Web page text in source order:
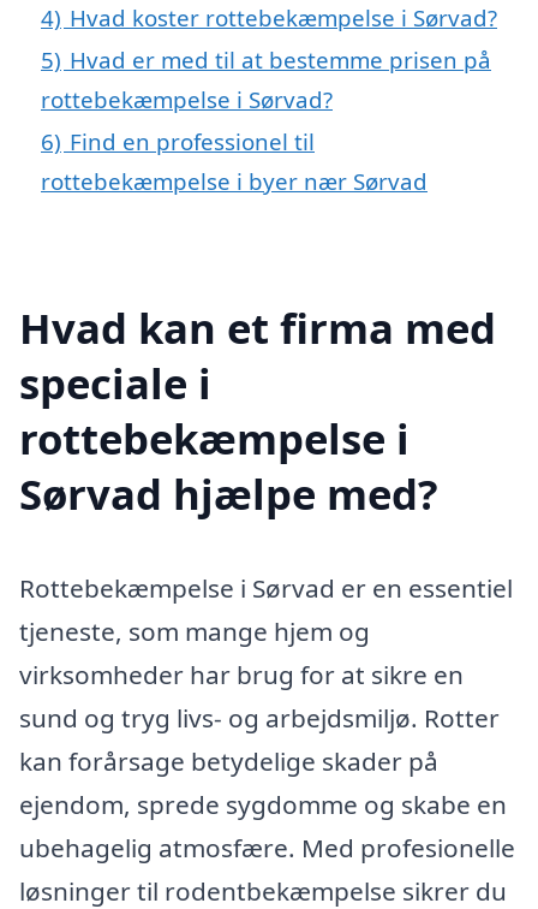
4) Hvad koster rottebekæmpelse i Sørvad?
5) Hvad er med til at bestemme prisen på
rottebekæmpelse i Sørvad?
6) Find en professionel til
rottebekæmpelse i byer nær Sørvad
Hvad kan et firma med
speciale i
rottebekæmpelse i
Sørvad hjælpe med?
Rottebekæmpelse i Sørvad er en essentiel
tjeneste, som mange hjem og
virksomheder har brug for at sikre en
sund og tryg livs- og arbejdsmiljø. Rotter
kan forårsage betydelige skader på
ejendom, sprede sygdomme og skabe en
ubehagelig atmosfære. Med profesionelle
løsninger til rodentbekæmpelse sikrer du